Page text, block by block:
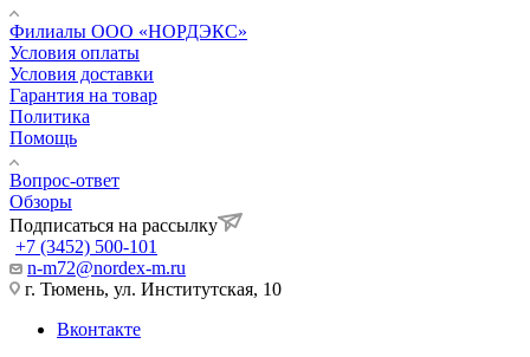
Филиалы ООО «НОРДЭКС»
Условия оплаты
Условия доставки
Гарантия на товар
Политика
Помощь
Вопрос-ответ
Обзоры
Подписаться на рассылку
+7 (3452) 500-101
n-m72@nordex-m.ru
г. Тюмень, ул. Институтская, 10
Вконтакте